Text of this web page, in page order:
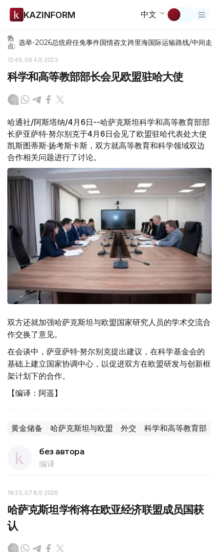
KAZINFORM 中文
热
点: 选举-2026总统府任免事件国情咨文跨里海国际运输路线/中间走廊
12:49, 06 4月 2023
科学和高等教部部长会见欧盟驻哈大使
哈通社/阿斯塔纳/4月6日--哈萨克斯坦科学和高等教育部部
长萨亚萨特·努尔别克于4月6日会见了欧盟驻哈代表处大使
凯斯图蒂斯·扬考斯卡斯，双方就高等教育和科学领域双边
合作相关问题进行了讨论。
双方还就加强哈萨克斯坦与欧盟国家研究人员的学术交流合
作交换了意见。
在会谈中，萨亚萨特·努尔别克提出建议，在科学基金会的
基础上建立国家协调中心，以促进双方在欧盟研发与创新框
架计划下的合作。
【编译：阿遥】
黄金储备 哈萨克斯坦与欧盟 外交 科学和高等教育部
без автора
编译
19:23, 07 8月 2026
哈萨克斯坦学衔将在欧亚经济联盟成员国获
认